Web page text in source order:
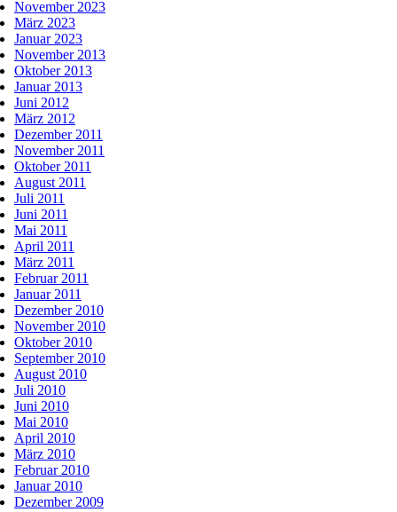
November 2023
März 2023
Januar 2023
November 2013
Oktober 2013
Januar 2013
Juni 2012
März 2012
Dezember 2011
November 2011
Oktober 2011
August 2011
Juli 2011
Juni 2011
Mai 2011
April 2011
März 2011
Februar 2011
Januar 2011
Dezember 2010
November 2010
Oktober 2010
September 2010
August 2010
Juli 2010
Juni 2010
Mai 2010
April 2010
März 2010
Februar 2010
Januar 2010
Dezember 2009